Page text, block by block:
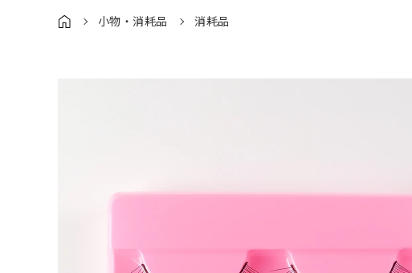
小物・消耗品 消耗品